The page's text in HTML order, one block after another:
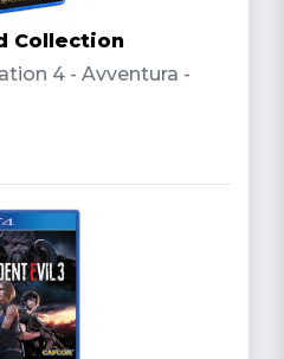
Collection
4 - Avventura -